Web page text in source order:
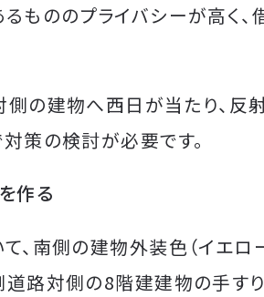
もののプライバシーが高く、
の建物へ西日が当たり、反
策の検討が必要です。
作る
、南側の建物外装色（イエロ
路対側の8階建建物の手す